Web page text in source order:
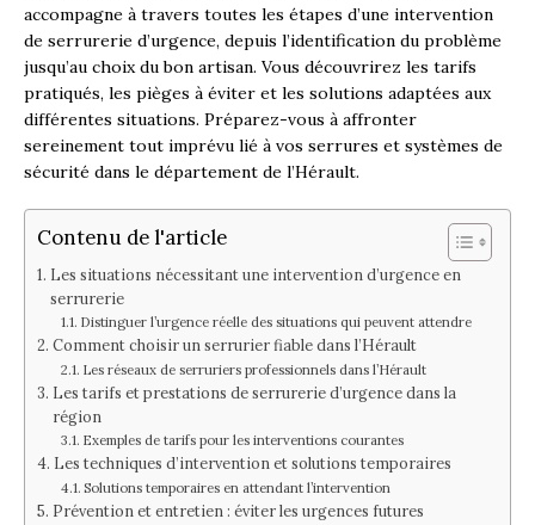
accompagne à travers toutes les étapes d’une intervention
de serrurerie d’urgence, depuis l’identification du problème
jusqu’au choix du bon artisan. Vous découvrirez les tarifs
pratiqués, les pièges à éviter et les solutions adaptées aux
différentes situations. Préparez-vous à affronter
sereinement tout imprévu lié à vos serrures et systèmes de
sécurité dans le département de l’Hérault.
Contenu de l'article
Les situations nécessitant une intervention d’urgence en
serrurerie
Distinguer l’urgence réelle des situations qui peuvent attendre
Comment choisir un serrurier fiable dans l’Hérault
Les réseaux de serruriers professionnels dans l’Hérault
Les tarifs et prestations de serrurerie d’urgence dans la
région
Exemples de tarifs pour les interventions courantes
Les techniques d’intervention et solutions temporaires
Solutions temporaires en attendant l’intervention
Prévention et entretien : éviter les urgences futures